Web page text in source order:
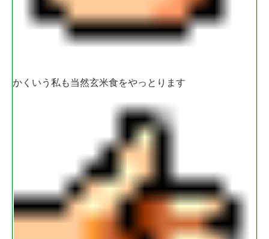
かくいう私も当然玄米食をやっとります